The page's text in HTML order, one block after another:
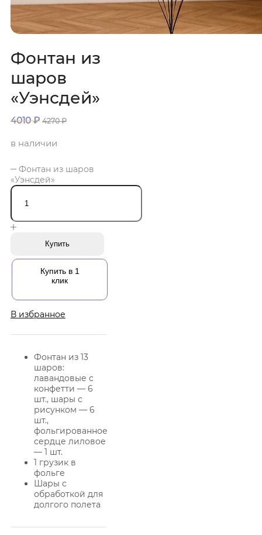
Фонтан из
шаров
«Уэнсдей»
4010₽ 4270₽
в наличии
Фонтан из шаров
«Уэнсдей»
Купить
Купить в 1
клик
В избранное
Фонтан из 13
шаров:
лавандовые с
конфетти — 6
шт., шары с
рисунком — 6
шт.,
фольгированное
сердце лиловое
— 1 шт.
1 грузик в
фольге
Шары с
обработкой для
долгого полета